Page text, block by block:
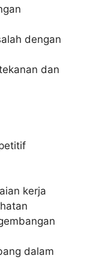
dengan
dan
kerja
dalam